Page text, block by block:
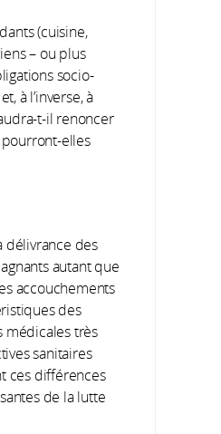
(cuisine,
– ou plus
socio-
à l’inverse, à
t-il renoncer
pourront-elles
délivrance des
autant que
accouchements
des
médicales très
sanitaires
ces différences
de la lutte